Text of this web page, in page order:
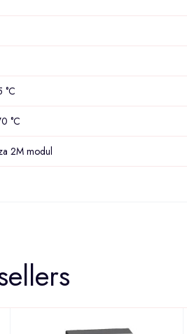
°C
°C
2M modul